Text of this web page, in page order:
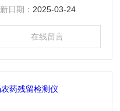
日期： 2025-03-24
在线留言